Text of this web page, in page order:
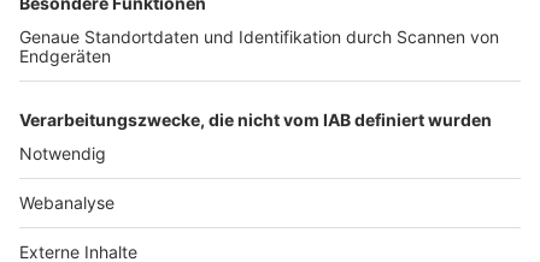
Nutzungsbedingungen Datenschutz Impressum